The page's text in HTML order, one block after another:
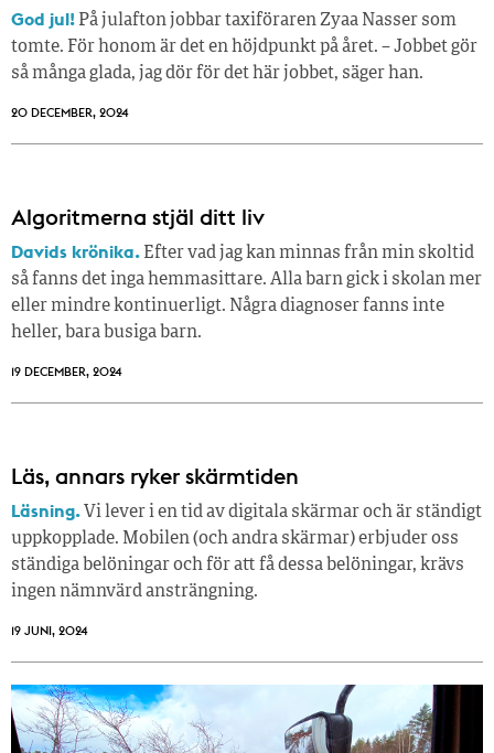
God jul! På julafton jobbar taxiföraren Zyaa Nasser som
tomte. För honom är det en höjdpunkt på året. – Jobbet gör
så många glada, jag dör för det här jobbet, säger han.
20 DECEMBER, 2024
Algoritmerna stjäl ditt liv
Davids krönika. Efter vad jag kan minnas från min skoltid
så fanns det inga hemmasittare. Alla barn gick i skolan mer
eller mindre kontinuerligt. Några diagnoser fanns inte
heller, bara busiga barn.
19 DECEMBER, 2024
Läs, annars ryker skärmtiden
Läsning. Vi lever i en tid av digitala skärmar och är ständigt
uppkopplade. Mobilen (och andra skärmar) erbjuder oss
ständiga belöningar och för att få dessa belöningar, krävs
ingen nämnvärd ansträngning.
19 JUNI, 2024